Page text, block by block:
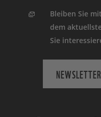
Bleiben Sie
dem
Sie